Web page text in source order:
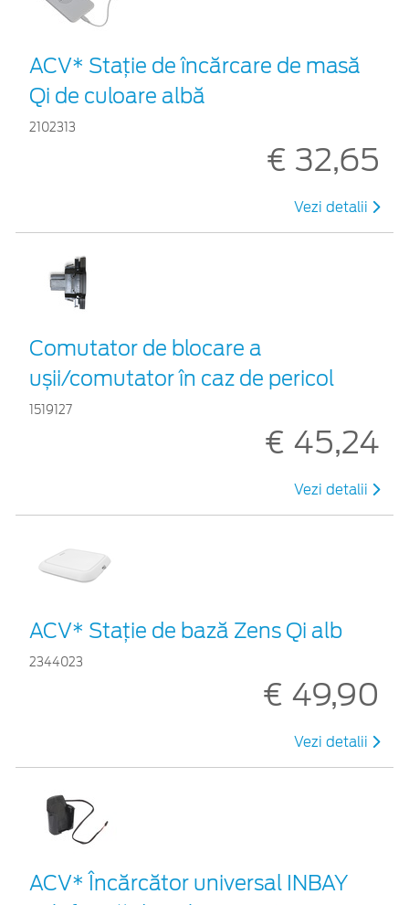
ACV* Stație de încărcare de masă
Qi de culoare albă
2102313
€ 32,65
Vezi detalii
Comutator de blocare a
ușii/comutator în caz de pericol
1519127
€ 45,24
Vezi detalii
ACV* Stație de bază Zens Qi alb
2344023
€ 49,90
Vezi detalii
ACV* Încărcător universal INBAY